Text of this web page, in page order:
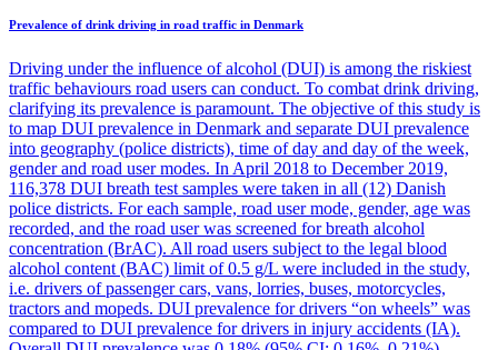
Prevalence of drink driving in road traffic in Denmark
Driving under the influence of alcohol (DUI) is among the riskiest
traffic behaviours road users can conduct. To combat drink driving,
clarifying its prevalence is paramount. The objective of this study is
to map DUI prevalence in Denmark and separate DUI prevalence
into geography (police districts), time of day and day of the week,
gender and road user modes. In April 2018 to December 2019,
116,378 DUI breath test samples were taken in all (12) Danish
police districts. For each sample, road user mode, gender, age was
recorded, and the road user was screened for breath alcohol
concentration (BrAC). All road users subject to the legal blood
alcohol content (BAC) limit of 0.5 g/L were included in the study,
i.e. drivers of passenger cars, vans, lorries, buses, motorcycles,
tractors and mopeds. DUI prevalence for drivers “on wheels” was
compared to DUI prevalence for drivers in injury accidents (IA).